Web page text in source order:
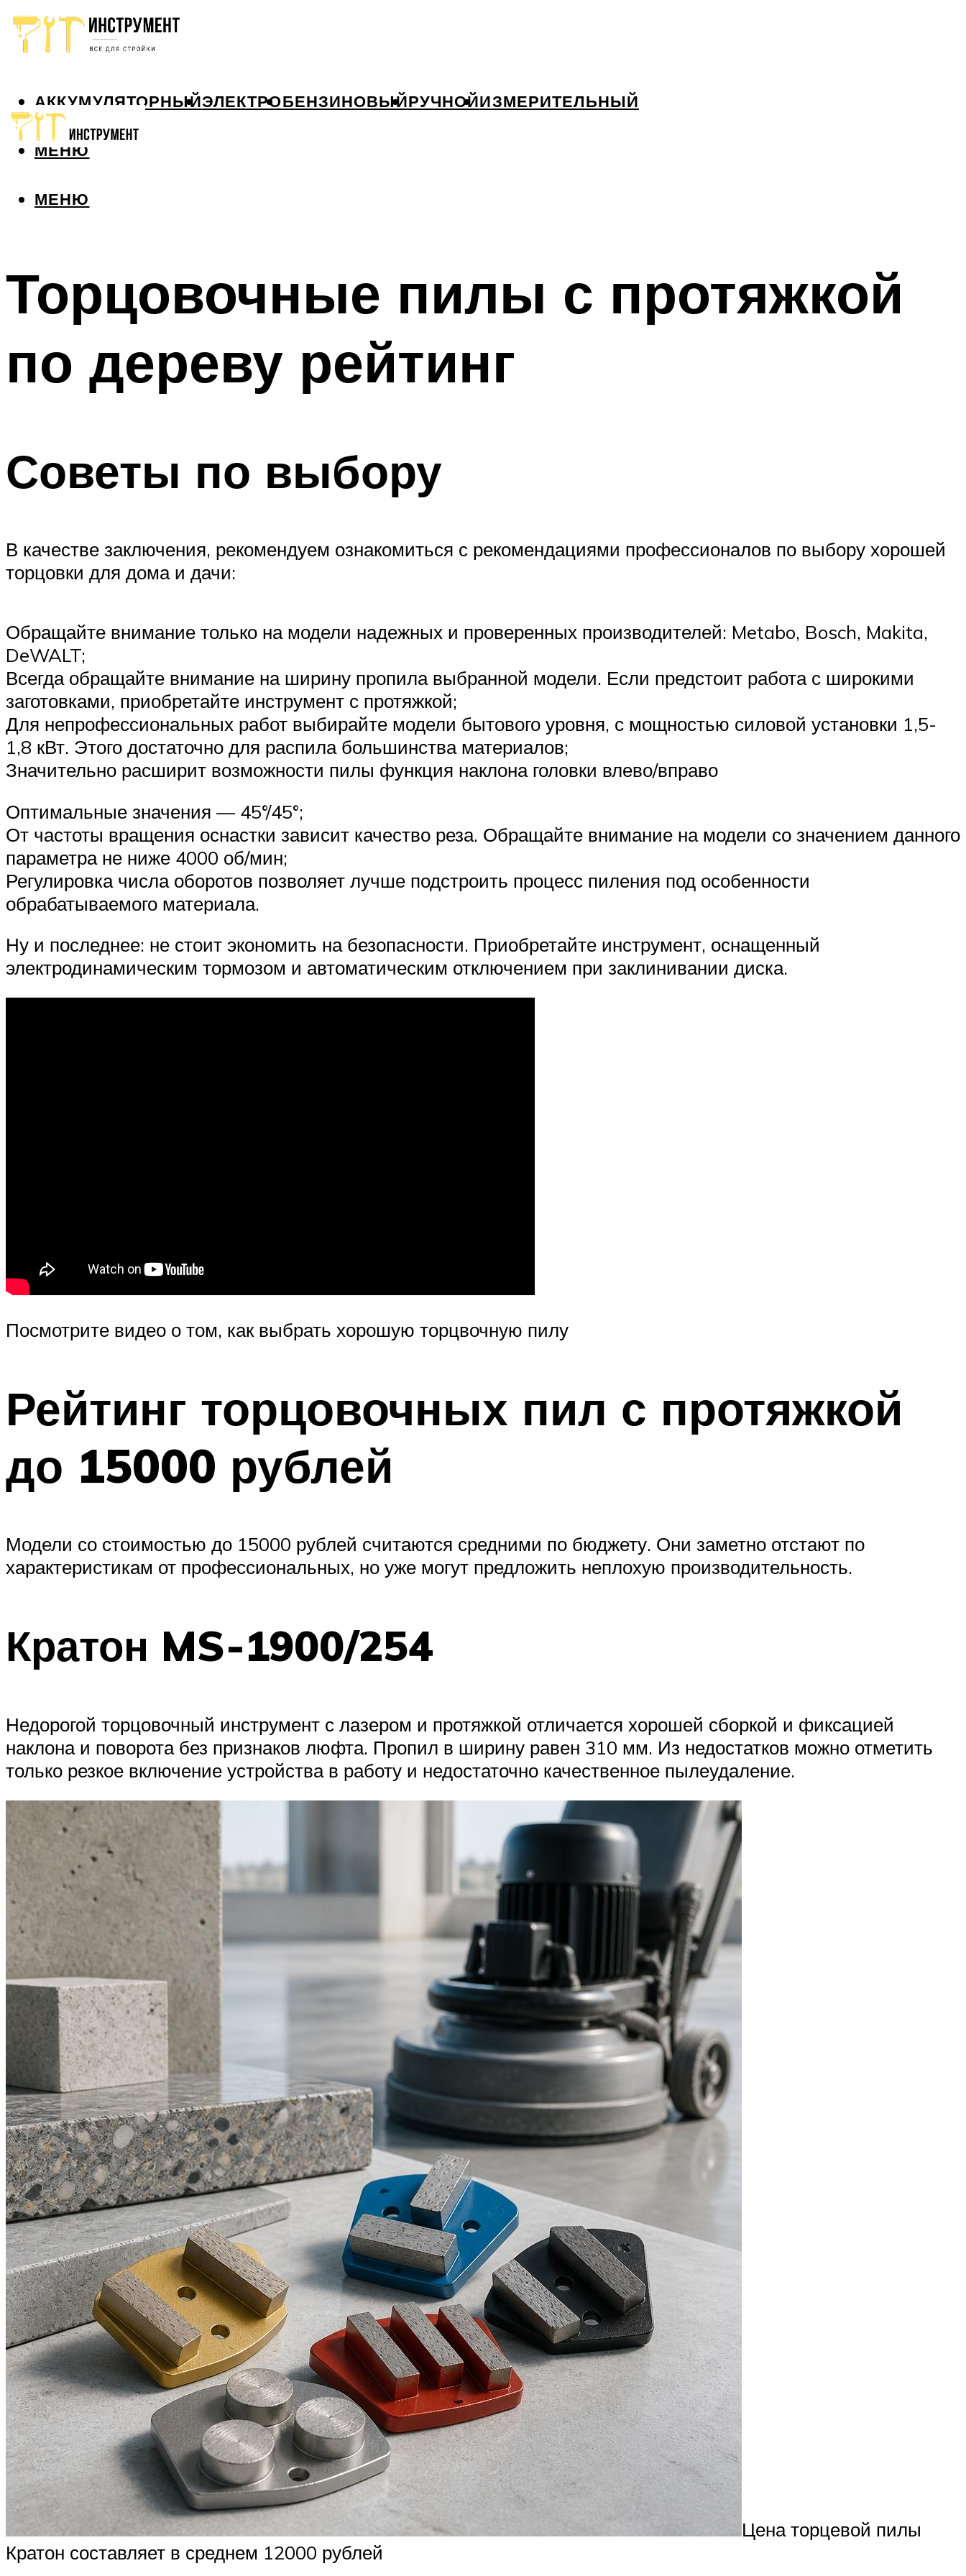
АККУМУЛЯТОРНЫЙЭЛЕКТРОБЕНЗИНОВЫЙРУЧНОЙИЗМЕРИТЕЛЬНЫЙ
МЕНЮ
МЕНЮ
Торцовочные пилы с протяжкой
по дереву рейтинг
Советы по выбору
В качестве заключения, рекомендуем ознакомиться с рекомендациями профессионалов по выбору хорошей
торцовки для дома и дачи:
Обращайте внимание только на модели надежных и проверенных производителей: Metabo, Bosch, Makita,
DeWALT;
Всегда обращайте внимание на ширину пропила выбранной модели. Если предстоит работа с широкими
заготовками, приобретайте инструмент с протяжкой;
Для непрофессиональных работ выбирайте модели бытового уровня, с мощностью силовой установки 1,5-
1,8 кВт. Этого достаточно для распила большинства материалов;
Значительно расширит возможности пилы функция наклона головки влево/вправо
Оптимальные значения — 45°/45°;
От частоты вращения оснастки зависит качество реза. Обращайте внимание на модели со значением данного
параметра не ниже 4000 об/мин;
Регулировка числа оборотов позволяет лучше подстроить процесс пиления под особенности
обрабатываемого материала.
Ну и последнее: не стоит экономить на безопасности. Приобретайте инструмент, оснащенный
электродинамическим тормозом и автоматическим отключением при заклинивании диска.
Посмотрите видео о том, как выбрать хорошую торцвочную пилу
Рейтинг торцовочных пил с протяжкой
до 15000 рублей
Модели со стоимостью до 15000 рублей считаются средними по бюджету. Они заметно отстают по
характеристикам от профессиональных, но уже могут предложить неплохую производительность.
Кратон MS-1900/254
Недорогой торцовочный инструмент с лазером и протяжкой отличается хорошей сборкой и фиксацией
наклона и поворота без признаков люфта. Пропил в ширину равен 310 мм. Из недостатков можно отметить
только резкое включение устройства в работу и недостаточно качественное пылеудаление.
Цена торцевой пилы
Кратон составляет в среднем 12000 рублей